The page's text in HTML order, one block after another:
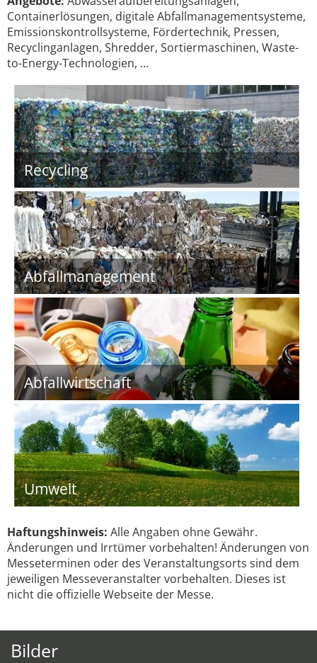
Containerlösungen, digitale Abfallmanagementsysteme,
Emissionskontrollsysteme, Fördertechnik, Pressen,
Recyclinganlagen, Shredder, Sortiermaschinen, Waste-
to-Energy-Technologien, …
Recycling
Abfallmanagement
Abfallwirtschaft
Umwelt
Haftungshinweis: Alle Angaben ohne Gewähr.
Änderungen und Irrtümer vorbehalten! Änderungen von
Messeterminen oder des Veranstaltungsorts sind dem
jeweiligen Messeveranstalter vorbehalten. Dieses ist
nicht die offizielle Webseite der Messe.
Bilder